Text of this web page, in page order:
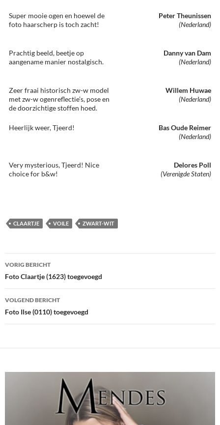
Super mooie ogen en hoewel de
foto haarscherp is toch zacht!
Peter Theunissen
(Nederland)
Prachtig beeld, beetje op
aangename manier nostalgisch.
Danny van Dam
(Nederland)
Zeer fraai historisch zw-w model
met zw-w ogenreflectie’s, pose en
de doorzichtige stoffen hoed.
Willem Huwae
(Nederland)
Heerlijk weer, Tjeerd!
Bas Oude Reimer
(Nederland)
Very mysterious, Tjeerd! Nice
choice for b&w!
Delores Poll
(Verenigde Staten)
CLAARTJE VOILE ZWART-WIT
Bericht
navigatie
VORIG BERICHT
Foto Claartje (1623) toegevoegd
VOLGEND BERICHT
Foto Ilse (0110) toegevoegd